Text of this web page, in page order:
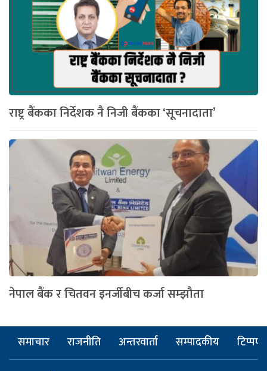
राष्ट्र बैंकका निर्देशक नै निजी बैंकका ‘सूचनादाता’
नेपाल बैंक र चितवन इनर्जीबीच कर्जा सम्झौता
समाचार राजनीति अन्तरवार्ता सम्पादकीय टिप्पणी